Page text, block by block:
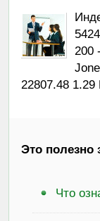
200
22807.48 1.29
Это полезно
Что